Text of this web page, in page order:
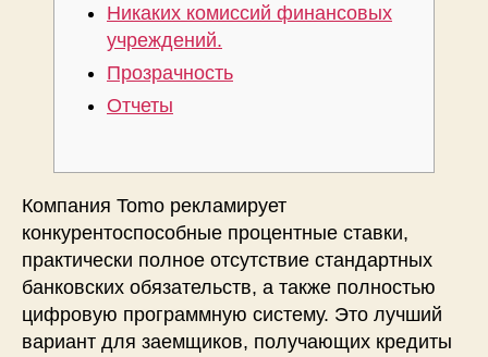
Никаких комиссий финансовых
учреждений.
Прозрачность
Отчеты
Компания Tomo рекламирует
конкурентоспособные процентные ставки,
практически полное отсутствие стандартных
банковских обязательств, а также полностью
цифровую программную систему. Это лучший
вариант для заемщиков, получающих кредиты